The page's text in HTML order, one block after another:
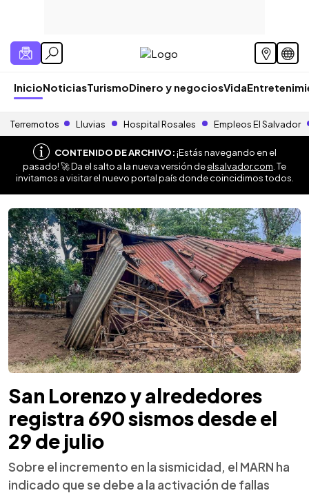
InicioNoticiasTurismoDinero y negociosVida
Terremotos Lluvias Hospital Rosales Empleos El Salvador
CONTENIDO DE ARCHIVO:¡Estás navegando en el
pasado! 🚀 Da el salto a la nueva versión deelsalvador.com . Te
invitamos a visitar el nuevo portal país donde coincidimos todos.
San Lorenzo y alrededores
registra 690 sismos desde el
29 de julio
Sobre el incremento en la sismicidad, el MARN ha
indicado que se debe a la activación de fallas